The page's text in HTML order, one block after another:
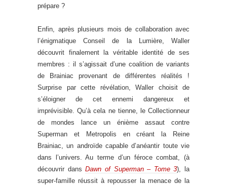
prépare ?
Enfin, après plusieurs mois de collaboration avec
l’énigmatique Conseil de la Lumière, Waller
découvrit finalement la véritable identité de ses
membres : il s’agissait d’une coalition de variants
de Brainiac provenant de différentes réalités !
Surprise par cette révélation, Waller choisit de
s’éloigner de cet ennemi dangereux et
imprévisible. Qu’à cela ne tienne, le Collectionneur
de mondes lance un énième assaut contre
Superman et Metropolis en créant la Reine
Brainiac, un androïde capable d’anéantir toute vie
dans l’univers. Au terme d’un féroce combat, (à
découvrir dansDawn of Superman – Tome 3), la
super-famille réussit à repousser la menace de la